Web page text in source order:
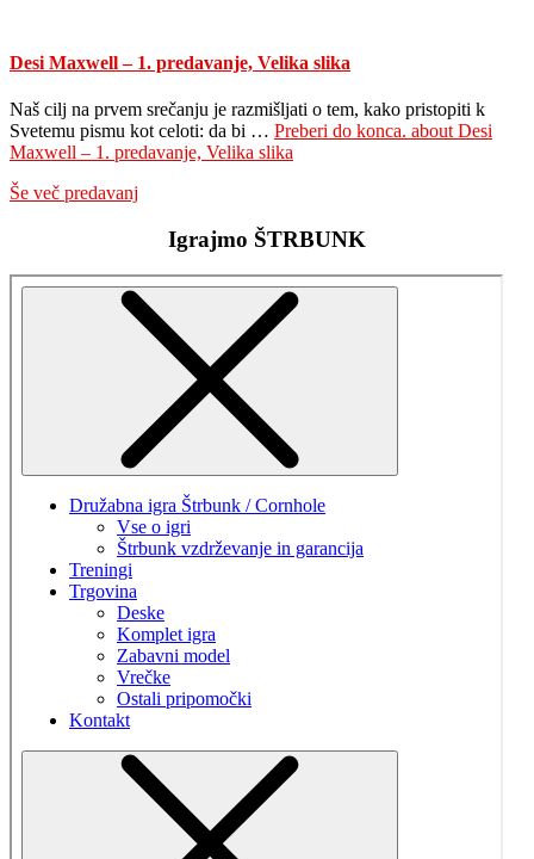
Desi Maxwell – 1. predavanje, Velika slika
Naš cilj na prvem srečanju je razmišljati o tem, kako pristopiti k
Svetemu pismu kot celoti: da bi … Preberi do konca. about Desi
Maxwell – 1. predavanje, Velika slika
Še več predavanj
Igrajmo ŠTRBUNK